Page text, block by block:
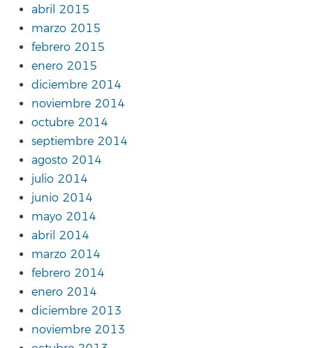
abril 2015
marzo 2015
febrero 2015
enero 2015
diciembre 2014
noviembre 2014
octubre 2014
septiembre 2014
agosto 2014
julio 2014
junio 2014
mayo 2014
abril 2014
marzo 2014
febrero 2014
enero 2014
diciembre 2013
noviembre 2013